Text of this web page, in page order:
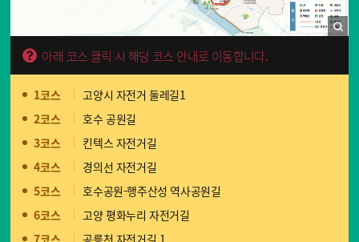
아래 코스 클릭 시 해당 코스 안내로 이동합니다.
1코스
고양시 자전거 둘레길1
2코스
호수 공원길
3코스
킨텍스 자전거길
4코스
경의선 자전거길
5코스
호수공원-행주산성 역사공원길
6코스
고양 평화누리 자전거길